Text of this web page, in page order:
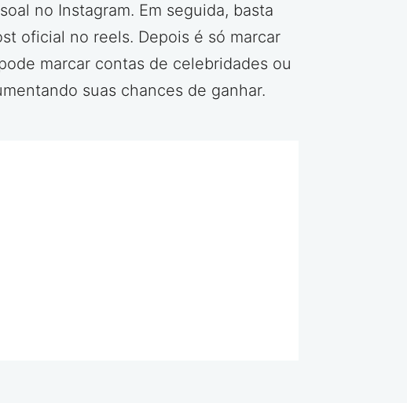
no Instagram. Em seguida, basta
oficial no reels. Depois é só marcar
marcar contas de celebridades ou
suas chances de ganhar.